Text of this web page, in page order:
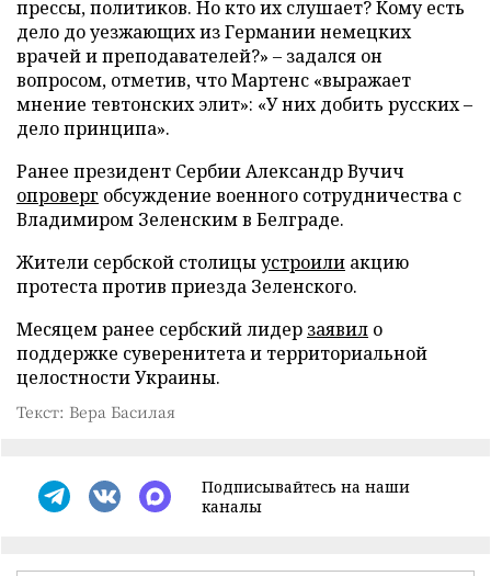
прессы, политиков. Но кто их слушает? Кому есть
дело до уезжающих из Германии немецких
врачей и преподавателей?» – задался он
вопросом, отметив, что Мартенс «выражает
мнение тевтонских элит»: «У них добить русских –
дело принципа».
Ранее президент Сербии Александр Вучич
опроверг обсуждение военного сотрудничества с
Владимиром Зеленским в Белграде.
Жители сербской столицыустроили акцию
протеста против приезда Зеленского.
Месяцем ранее сербский лидер заявил о
поддержке суверенитета и территориальной
целостности Украины.
Текст: Вера Басилая
Подписывайтесь на наши
каналы